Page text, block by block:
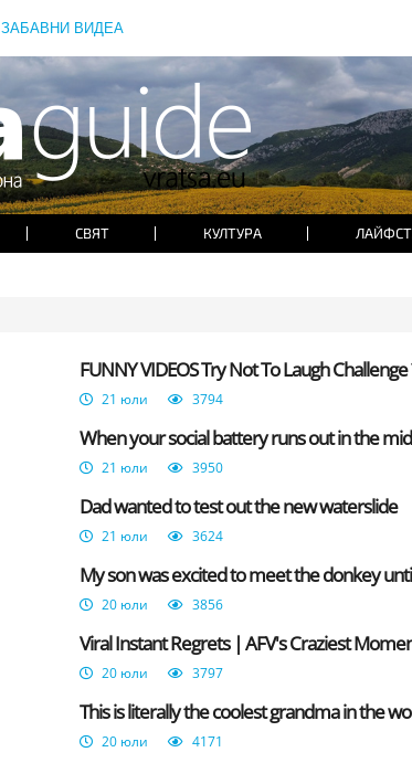
ЗАБАВНИ ВИДЕА
СВЯТ КУЛТУРА
FUNNY VIDEOS Try Not To Laugh
21 юли 3794
When your social battery runs out in the
21 юли 3950
Dad wanted to test out the new waterslide
21 юли 3624
My son was excited to meet the donkey
20 юли 3856
Viral Instant Regrets | AFV's Craziest
20 юли 3797
This is literally the coolest grandma in the
20 юли 4171